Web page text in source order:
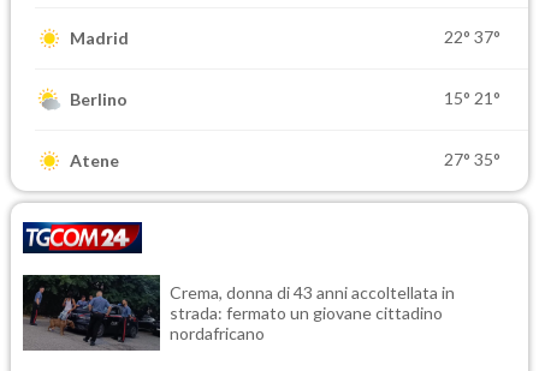
Madrid 22° 37°
Berlino 15° 21°
Atene 27° 35°
Crema, donna di 43 anni accoltellata in
strada: fermato un giovane cittadino
nordafricano